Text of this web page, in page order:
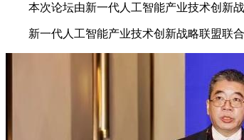
本次论坛由新一代人工智能产业技术创新战
新一代人工智能产业技术创新战略联盟联合